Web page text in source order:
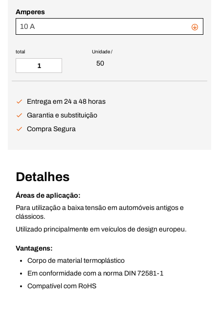
Amperes
10 A
Unidade /
50
total
Entrega em 24 a 48 horas
Garantia e substituição
Compra Segura
Detalhes
Áreas de aplicação:
Para utilização a baixa tensão em automóveis antigos e
clássicos.
Utilizado principalmente em veículos de design europeu.
Vantagens:
Corpo de material termoplástico
Em conformidade com a norma DIN 72581-1
Compatível com RoHS